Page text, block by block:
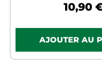
10,90